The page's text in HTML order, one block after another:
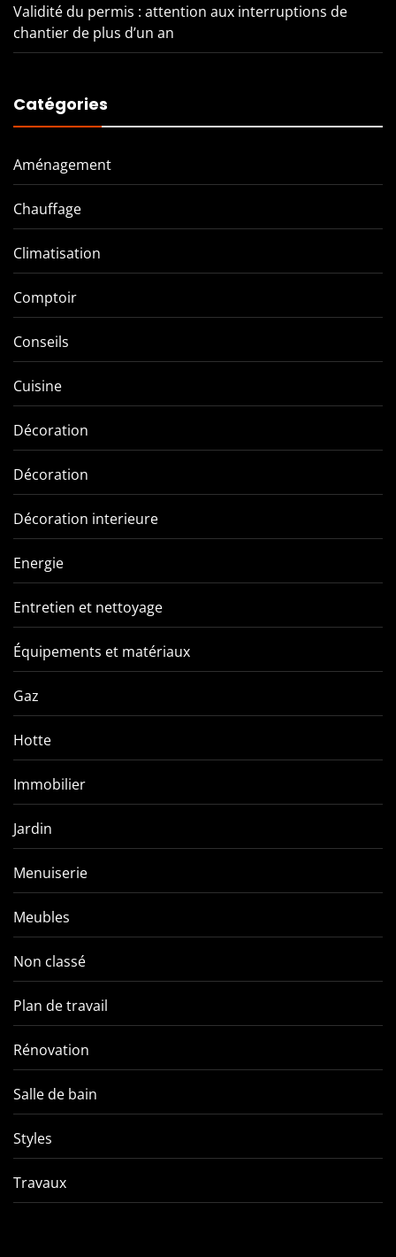
Validité du permis : attention aux interruptions de
chantier de plus d’un an
Catégories
Aménagement
Chauffage
Climatisation
Comptoir
Conseils
Cuisine
Décoration
Décoration
Décoration interieure
Energie
Entretien et nettoyage
Équipements et matériaux
Gaz
Hotte
Immobilier
Jardin
Menuiserie
Meubles
Non classé
Plan de travail
Rénovation
Salle de bain
Styles
Travaux